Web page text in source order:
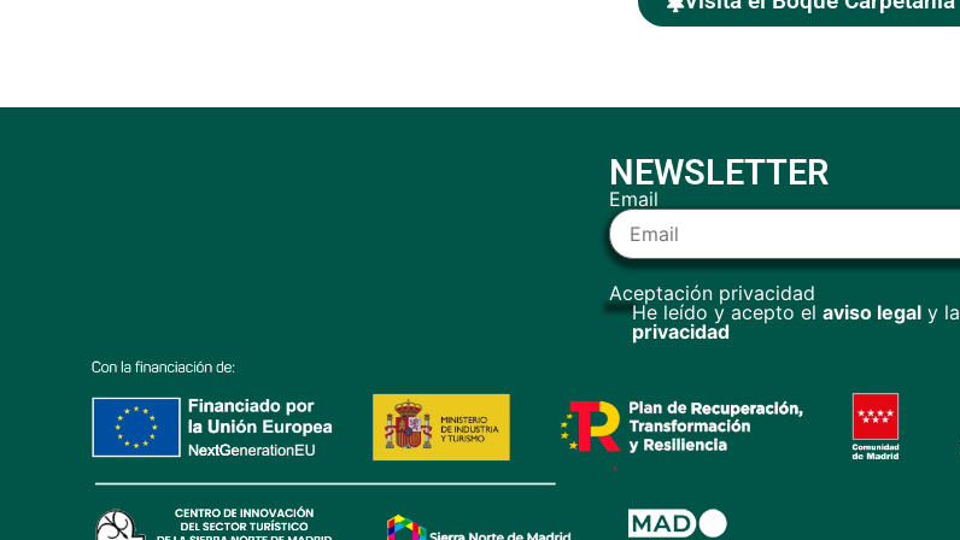
NEWSLETTER
Email
Aceptación privacidad
He leído y acepto el aviso legaly la
privacidad